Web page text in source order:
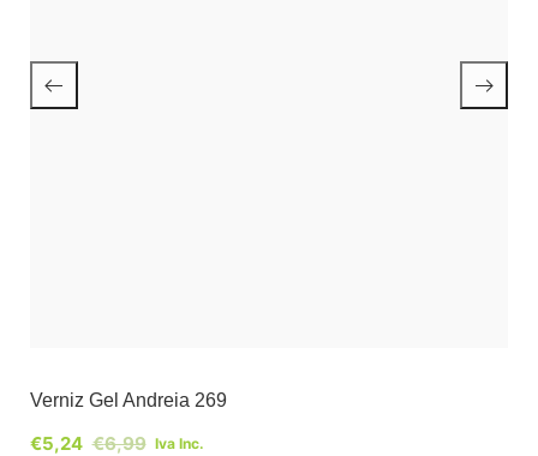
Verniz Gel Andreia 269
€6,99
€5,24 Iva Inc.